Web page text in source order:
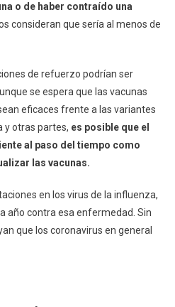
o de haber contraído una
consideran que sería al menos de
de refuerzo podrían ser
se espera que las vacunas
eficaces frente a las variantes
y otras partes, es posible que el
al paso del tiempo como
las vacunas.
en los virus de la influenza,
año contra esa enfermedad. Sin
que los coronavirus en general